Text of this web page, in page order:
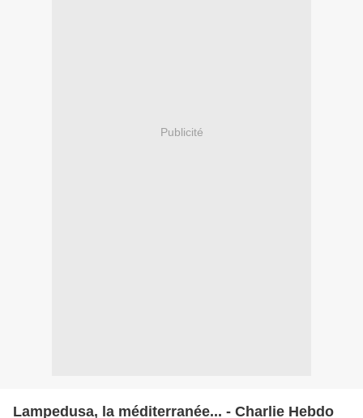
Publicité
Lampedusa, la méditerranée... - Charlie Hebdo